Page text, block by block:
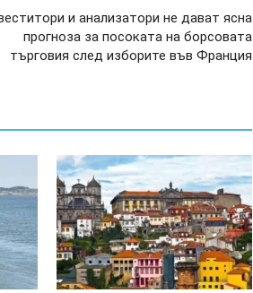
и анализатори не дават ясна
прогноза за посоката на борсовата
търговия след изборите във Франция